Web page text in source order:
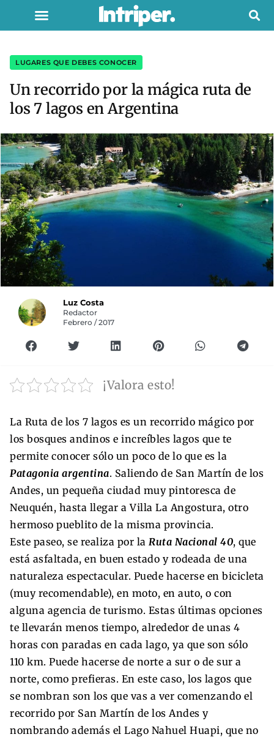
LUGARES QUE DEBES CONOCER
Un recorrido por la mágica ruta de
los 7 lagos en Argentina
Luz Costa
Redactor
Febrero / 2017
¡Valora esto!
La Ruta de los 7 lagos es un recorrido mágico por
los bosques andinos e increíbles lagos que te
permite conocer sólo un poco de lo que es la
Patagonia argentina. Saliendo de San Martín de los
Andes, un pequeña ciudad muy pintoresca de
Neuquén, hasta llegar a Villa La Angostura, otro
hermoso pueblito de la misma provincia.
Este paseo, se realiza por la Ruta Nacional 40, que
está asfaltada, en buen estado y rodeada de una
naturaleza espectacular. Puede hacerse en bicicleta
(muy recomendable), en moto, en auto, o con
alguna agencia de turismo. Estas últimas opciones
te llevarán menos tiempo, alrededor de unas 4
horas con paradas en cada lago, ya que son sólo
110 km. Puede hacerse de norte a sur o de sur a
norte, como prefieras. En este caso, los lagos que
se nombran son los que vas a ver comenzando el
recorrido por San Martín de los Andes y
nombrando además el Lago Nahuel Huapi, que no